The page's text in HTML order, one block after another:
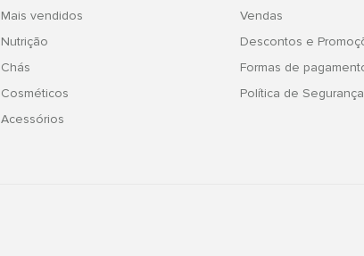
Mais vendidos
Nutrição
Chás
Cosméticos
Acessórios
Vendas
Descontos e
Formas de
Política de